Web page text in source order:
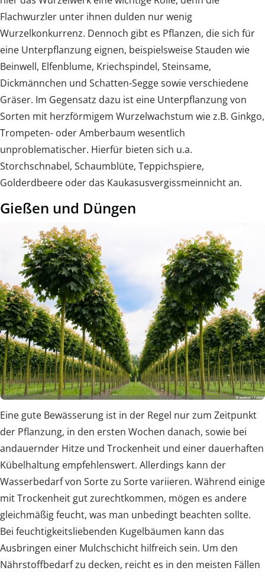
Flachwurzler unter ihnen dulden nur wenig
Wurzelkonkurrenz. Dennoch gibt es Pflanzen, die sich für
eine Unterpflanzung eignen, beispielsweise Stauden wie
Beinwell, Elfenblume, Kriechspindel, Steinsame,
Dickmännchen und Schatten-Segge sowie verschiedene
Gräser. Im Gegensatz dazu ist eine Unterpflanzung von
Sorten mit herzförmigem Wurzelwachstum wie z.B. Ginkgo,
Trompeten- oder Amberbaum wesentlich
unproblematischer. Hierfür bieten sich u.a.
Storchschnabel, Schaumblüte, Teppichspiere,
Golderdbeere oder das Kaukasusvergissmeinnicht an.
Gießen und Düngen
Eine gute Bewässerung ist in der Regel nur zum Zeitpunkt
der Pflanzung, in den ersten Wochen danach, sowie bei
andauernder Hitze und Trockenheit und einer dauerhaften
Kübelhaltung empfehlenswert. Allerdings kann der
Wasserbedarf von Sorte zu Sorte variieren. Während einige
mit Trockenheit gut zurechtkommen, mögen es andere
gleichmäßig feucht, was man unbedingt beachten sollte.
Bei feuchtigkeitsliebenden Kugelbäumen kann das
Ausbringen einer Mulchschicht hilfreich sein. Um den
Nährstoffbedarf zu decken, reicht es in den meisten Fällen